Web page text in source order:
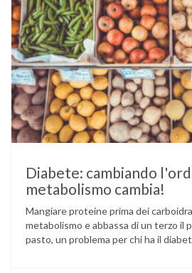
Diabete: cambiando
metabolismo cambia!
Mangiare proteine prima dei
metabolismo e abbassa di un terzo il
pasto, un problema per chi ha il